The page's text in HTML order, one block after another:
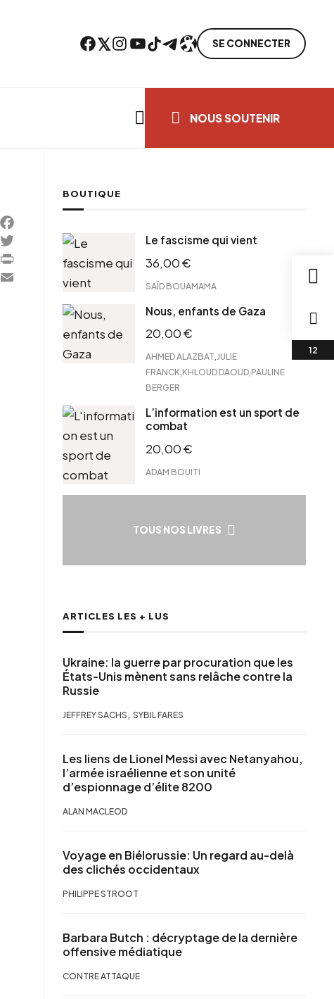
Facebook Twitter Instagram YouTube TikTok TelegramLien SE CONNECTER
NOUS SOUTENIR
Facebook
Twitter
PrintFriendly
Email
BOUTIQUE
Le fascisme qui vient
36,00€
SAÏD BOUAMAMA
Nous, enfants de Gaza
20,00€
AHMED ALAZBAT JULIE
FRANCK KHLOUD DAOUD PAULINE
BERGER
L’information est un sport de
combat
20,00€
ADAM BOUITI
TOUS NOS LIVRES
ARTICLES LES + LUS
Ukraine: la guerre par procuration que les
États-Unis mènent sans relâche contre la
Russie
JEFFREY SACHS , SYBIL FARES
Les liens de Lionel Messi avec Netanyahou,
l’armée israélienne et son unité
d’espionnage d’élite 8200
ALAN MACLEOD
Voyage en Biélorussie: Un regard au-delà
des clichés occidentaux
PHILIPPE STROOT
Barbara Butch : décryptage de la dernière
offensive médiatique
CONTRE ATTAQUE